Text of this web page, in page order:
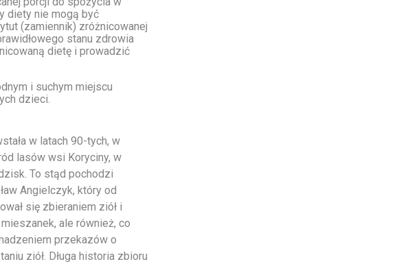
diety nie mogą być
(zamiennik) zróżnicowanej
stanu zdrowia
dietę i prowadzić
i suchym miejscu
dzieci.
w latach 90-tych, w
lasów wsi Koryciny, w
To stąd pochodzi
Angielczyk, który od
się zbieraniem ziół i
ale również, co
przekazów o
ziół. Długa historia zbioru